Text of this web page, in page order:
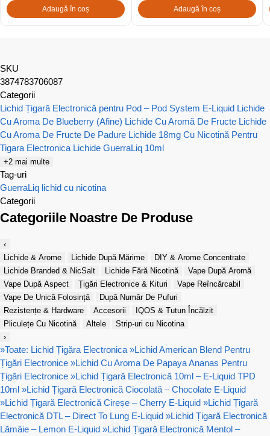
Adaugă în coș Adaugă în coș
SKU
3874783706087
Categorii
Lichid Țigară Electronică pentru Pod – Pod System E-Liquid Lichide
Cu Aroma De Blueberry (Afine) Lichide Cu Aromă De Fructe Lichide
Cu Aroma De Fructe De Padure Lichide 18mg Cu Nicotină Pentru
Tigara Electronica Lichide GuerraLiq 10ml
+2 mai multe
Tag-uri
GuerraLiq lichid cu nicotina
Categorii
Categoriile Noastre De Produse
‹
Lichide & Arome
Lichide După Mărime
DIY & Arome Concentrate
Lichide Branded & NicSalt
Lichide Fără Nicotină
Vape După Aromă
Vape După Aspect
Țigări Electronice & Kituri
Vape Reîncărcabil
Vape De Unică Folosință
După Număr De Pufuri
Rezistențe & Hardware
Accesorii
IQOS & Tutun Încălzit
Pliculețe Cu Nicotină
Altele
Strip-uri cu Nicotina
›
»Toate: Lichid Țigăra Electronica »Lichid American Blend Pentru
Țigări Electronice »Lichid Cu Aroma De Papaya Ananas Pentru
Țigări Electronice »Lichid Țigară Electronică 10ml – E-Liquid TPD
10ml »Lichid Țigară Electronică Ciocolată – Chocolate E-Liquid
»Lichid Țigară Electronică Cireșe – Cherry E-Liquid »Lichid Țigară
Electronică DTL – Direct To Lung E-Liquid »Lichid Țigară Electronică
Lămâie – Lemon E-Liquid »Lichid Țigară Electronică Mentol –